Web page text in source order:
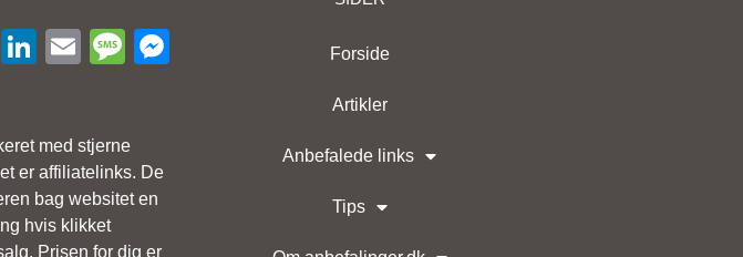
TwitterLinkedIn
EmailMessage
Messenger
med stjerne
er affiliatelinks. De
bag websitet en
hvis klikket
Prisen for dig er
Forside
Artikler
Anbefalede links
Tips